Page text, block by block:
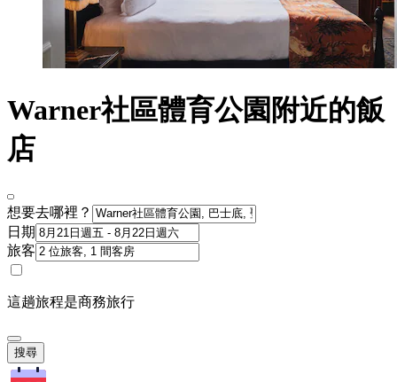
Warner社區體育公園附近的飯
店
想要去哪裡？
日期
旅客
這趟旅程是商務旅行
搜尋